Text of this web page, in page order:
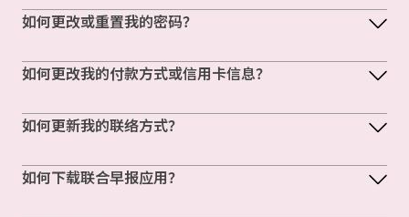
如何更改或重置我的密码？
如何更改我的付款方式或信用卡信息？
如何更新我的联络方式？
如何下载联合早报应用？